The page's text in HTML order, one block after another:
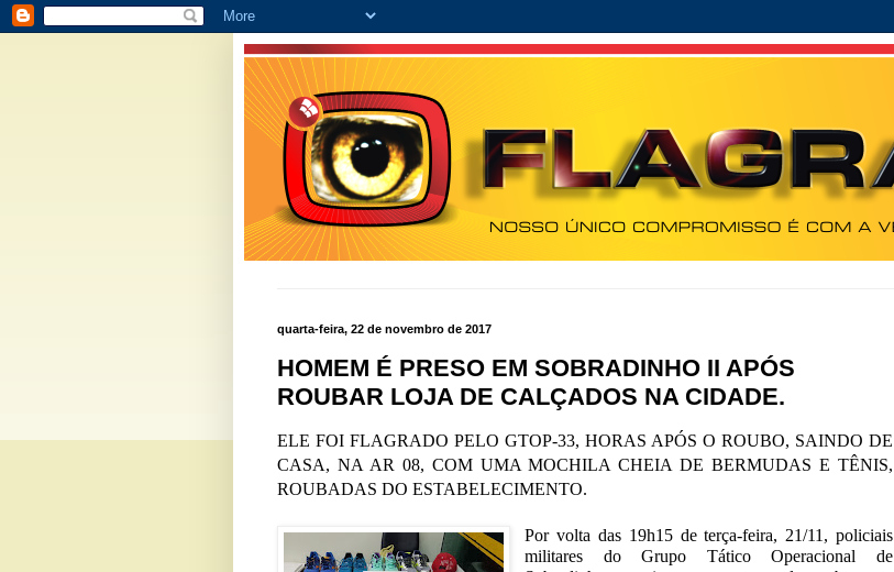
quarta-feira, 22 de novembro de 2017
HOMEM É PRESO EM SOBRADINHO II APÓS
ROUBAR LOJA DE CALÇADOS NA CIDADE.
ELE FOI FLAGRADO PELO GTOP-33, HORAS APÓS O ROUBO, SAINDO DE
CASA, NA AR 08, COM UMA MOCHILA CHEIA DE BERMUDAS E TÊNIS,
ROUBADAS DO ESTABELECIMENTO.
Por volta das 19h15 de terça-feira, 21/11, policiais
militares do Grupo Tático Operacional de